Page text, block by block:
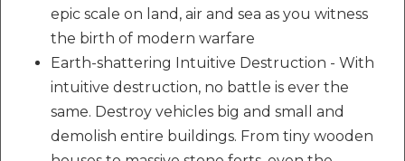
epic scale on land, air and sea as you witness
the birth of modern warfare
Earth-shattering Intuitive Destruction - With
intuitive destruction, no battle is ever the
same. Destroy vehicles big and small and
demolish entire buildings. From tiny wooden